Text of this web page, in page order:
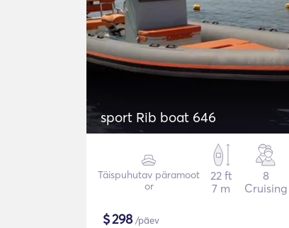
sport Rib boat 646
Täispuhutav päramoot
or
22 ft
7 m
8
Cruising
$298/päev